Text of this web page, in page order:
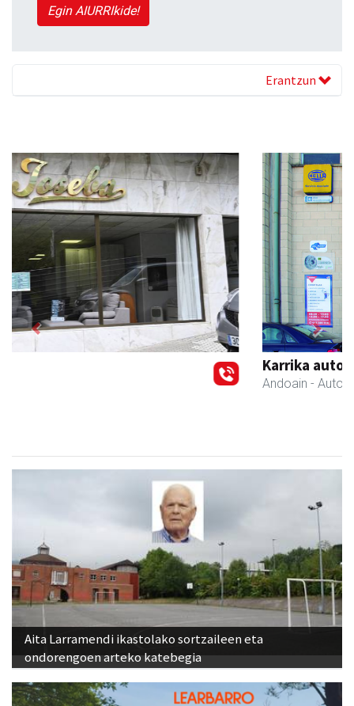
Egin AIURRIkide!
Erantzun
Previous Next
Aita Larramendi ikastolako sortzaileen eta
ondorengoen arteko katebegia